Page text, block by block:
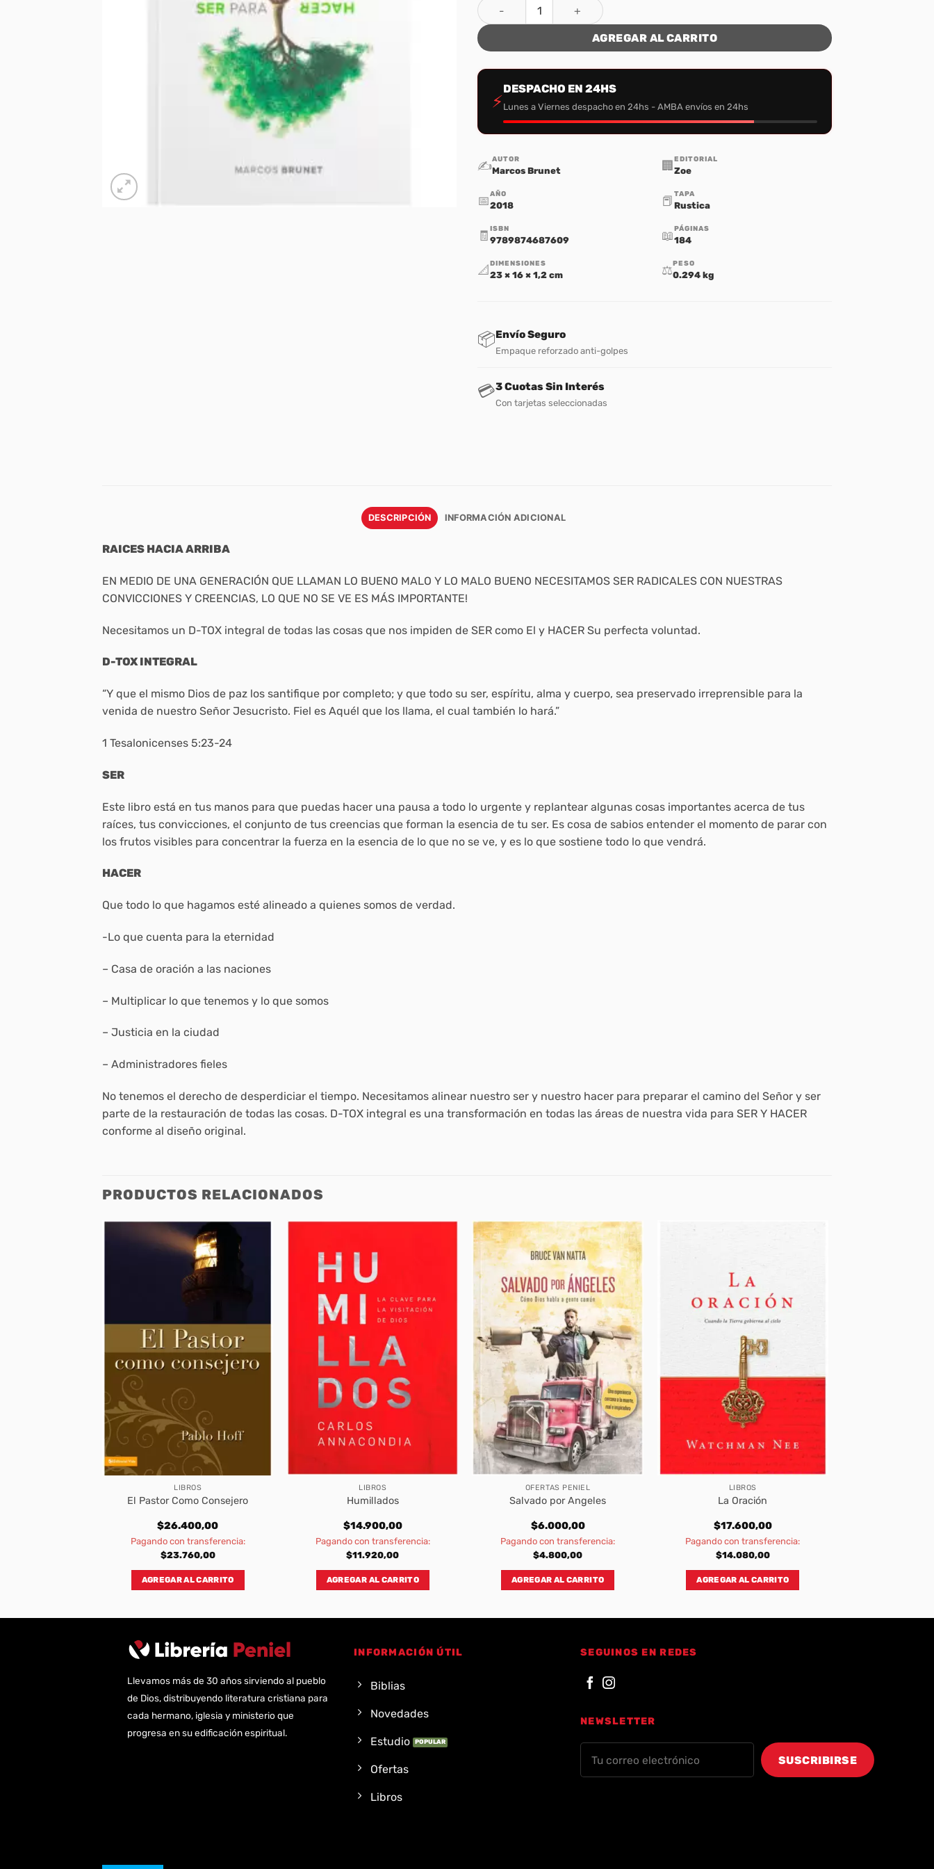
Ser Para Hacer cantidad
AGREGAR AL CARRITO
⚡
DESPACHO EN 24HS
Lunes a Viernes despacho en 24hs - AMBA envíos en 24hs
✍️AUTOR
Marcos Brunet 🏢 EDITORIAL
Zoe
📅AÑO
2018 📕 TAPA
Rustica
🧾 ISBN
9789874687609 📖PÁGINAS
184
📐 DIMENSIONES
23 × 16 × 1,2 cm ⚖️PESO
0.294 kg
📦Envío Seguro
Empaque reforzado anti-golpes
💳3 Cuotas Sin Interés
Con tarjetas seleccionadas
DESCRIPCIÓN INFORMACIÓN ADICIONAL
RAICES HACIA ARRIBA
EN MEDIO DE UNA GENERACIÓN QUE LLAMAN LO BUENO MALO Y LO MALO BUENO NECESITAMOS SER RADICALES CON NUESTRAS
CONVICCIONES Y CREENCIAS, LO QUE NO SE VE ES MÁS IMPORTANTE!
Necesitamos un D-TOX integral de todas las cosas que nos impiden de SER como El y HACER Su perfecta voluntad.
D-TOX INTEGRAL
“Y que el mismo Dios de paz los santifique por completo; y que todo su ser, espíritu, alma y cuerpo, sea preservado irreprensible para la
venida de nuestro Señor Jesucristo. Fiel es Aquél que los llama, el cual también lo hará.”
1 Tesalonicenses 5:23-24
SER
Este libro está en tus manos para que puedas hacer una pausa a todo lo urgente y replantear algunas cosas importantes acerca de tus
raíces, tus convicciones, el conjunto de tus creencias que forman la esencia de tu ser. Es cosa de sabios entender el momento de parar con
los frutos visibles para concentrar la fuerza en la esencia de lo que no se ve, y es lo que sostiene todo lo que vendrá.
HACER
Que todo lo que hagamos esté alineado a quienes somos de verdad.
-Lo que cuenta para la eternidad
– Casa de oración a las naciones
– Multiplicar lo que tenemos y lo que somos
– Justicia en la ciudad
– Administradores fieles
No tenemos el derecho de desperdiciar el tiempo. Necesitamos alinear nuestro ser y nuestro hacer para preparar el camino del Señor y ser
parte de la restauración de todas las cosas. D-TOX integral es una transformación en todas las áreas de nuestra vida para SER Y HACER
conforme al diseño original.
PRODUCTOS RELACIONADOS
LIBROS
El Pastor Como Consejero
$26.400,00
Pagando con transferencia:
$23.760,00
AGREGAR AL CARRITO
LIBROS
Humillados
$14.900,00
Pagando con transferencia:
$11.920,00
AGREGAR AL CARRITO
OFERTAS PENIEL
Salvado por Angeles
$6.000,00
Pagando con transferencia:
$4.800,00
AGREGAR AL CARRITO
LIBROS
La Oración
$17.600,00
Pagando con transferencia:
$14.080,00
AGREGAR AL CARRITO
Llevamos más de 30 años sirviendo al pueblo
de Dios, distribuyendo literatura cristiana para
cada hermano, iglesia y ministerio que
progresa en su edificación espiritual.
INFORMACIÓN ÚTIL
Biblias
Novedades
Estudio
Ofertas
Libros
SEGUINOS EN REDES
NEWSLETTER